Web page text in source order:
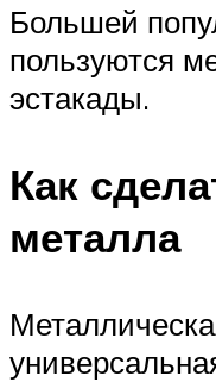
Большей
пользуются
эстакады.
Как
металла